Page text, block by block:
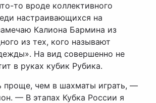
то вроде коллективного
настраивающихся на
Калиона Бармина из
из тех, кого называют
На вид совершенно не
в руках кубик Рубика.
проще, чем в шахматы играть, —
— В этапах Кубка России я